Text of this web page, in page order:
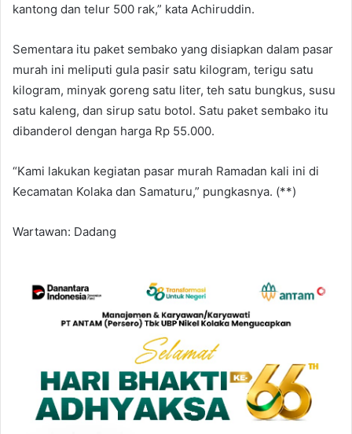
kantong dan telur 500 rak,” kata Achiruddin.
Sementara itu paket sembako yang disiapkan dalam pasar
murah ini meliputi gula pasir satu kilogram, terigu satu
kilogram, minyak goreng satu liter, teh satu bungkus, susu
satu kaleng, dan sirup satu botol. Satu paket sembako itu
dibanderol dengan harga Rp 55.000.
“Kami lakukan kegiatan pasar murah Ramadan kali ini di
Kecamatan Kolaka dan Samaturu,” pungkasnya. (**)
Wartawan: Dadang